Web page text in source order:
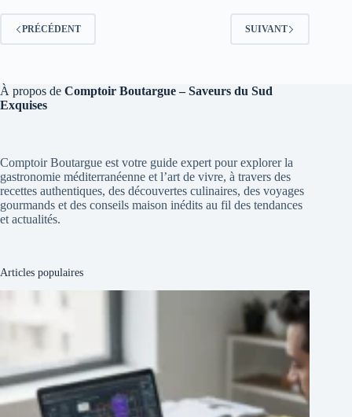
PRÉCÉDENT SUIVANT
À propos de Comptoir Boutargue – Saveurs du Sud
Exquises
Comptoir Boutargue est votre guide expert pour explorer la
gastronomie méditerranéenne et l’art de vivre, à travers des
recettes authentiques, des découvertes culinaires, des voyages
gourmands et des conseils maison inédits au fil des tendances
et actualités.
Articles populaires